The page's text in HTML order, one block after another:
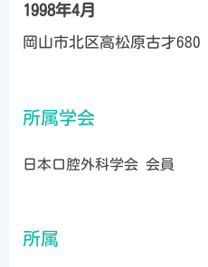
1998年4月
岡山市北区高松原古才
所属学会
日本口腔外科学会 会員
所属